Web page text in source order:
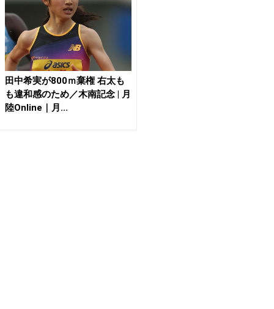
田中希実が800ｍ棄権 右太も
も違和感のため／木南記念 | 月
陸Online｜月...